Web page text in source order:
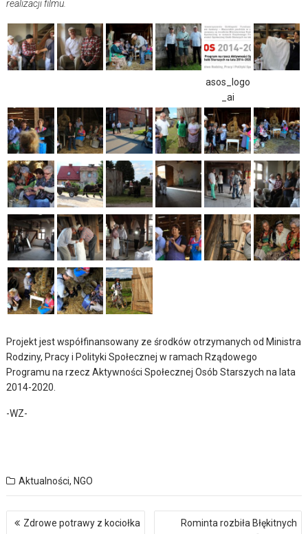
realizacji filmu.
asos_logo
_ai
Projekt jest współfinansowany ze środków otrzymanych od Ministra
Rodziny, Pracy i Polityki Społecznej w ramach Rządowego
Programu na rzecz Aktywności Społecznej Osób Starszych na lata
2014-2020.
-WZ-
Aktualności, NGO
Nawigacja
wpisu
Zdrowe potrawy z kociołka
Rominta rozbiła Błękitnych